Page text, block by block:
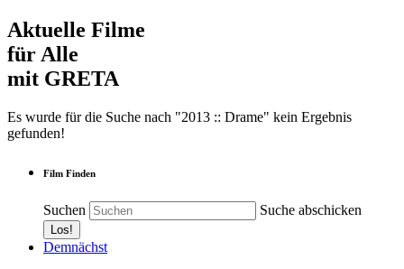
Aktuelle Filme
für Alle
mit GRETA
Es wurde für die Suche nach "2013 :: Drame" kein Ergebnis
gefunden!
Film Finden
Suchen Suche abschicken
Demnächst